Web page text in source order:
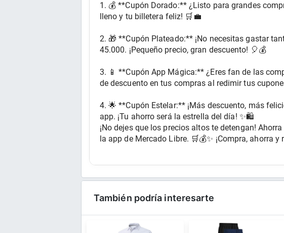
1. 💰 **Cupón Dorado:** ¿Listo para grandes
lleno y tu billetera feliz! 🛒💼
2. 🎁 **Cupón Plateado:** ¡No necesitas gastar
45.000. ¡Pequeño precio, gran descuento! 🎈💰
3. 📱 **Cupón App Mágica:** ¿Eres fan de las
de descuento en tus compras al redimir tus
4. 🌟 **Cupón Estelar:** ¡Más descuento, más
app. ¡Tu ahorro será la estrella del día! ✨🛍️
¡No dejes que los precios altos te detengan!
la app de Mercado Libre. 🛒💰✨ ¡Compra, ahorra
También podría interesarte